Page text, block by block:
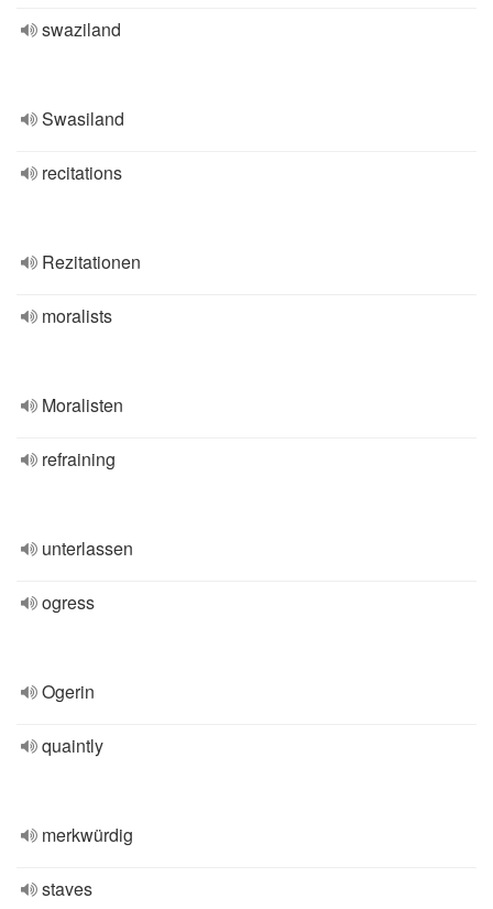
swaziland
Swasiland
recitations
Rezitationen
moralists
Moralisten
refraining
unterlassen
ogress
Ogerin
quaintly
merkwürdig
staves